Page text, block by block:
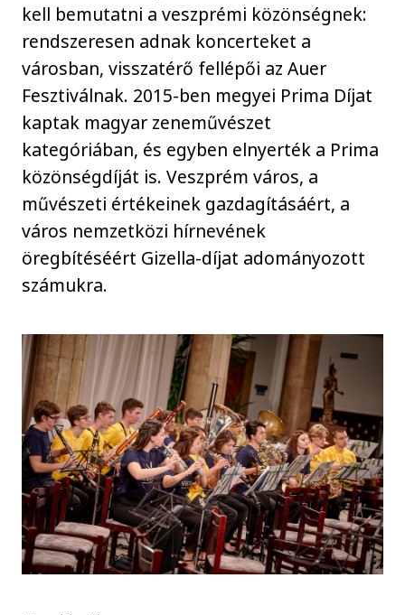
kell bemutatni a veszprémi közönségnek:
rendszeresen adnak koncerteket a
városban, visszatérő fellépői az Auer
Fesztiválnak. 2015-ben megyei Prima Díjat
kaptak magyar zeneművészet
kategóriában, és egyben elnyerték a Prima
közönségdíját is. Veszprém város, a
művészeti értékeinek gazdagításáért, a
város nemzetközi hírnevének
öregbítéséért Gizella-díjat adományozott
számukra.